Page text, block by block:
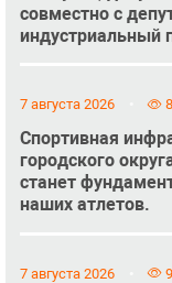
совместно с
индустриальный
7 августа 2026
Спортивная
городского
станет
наших атлетов.
7 августа 2026